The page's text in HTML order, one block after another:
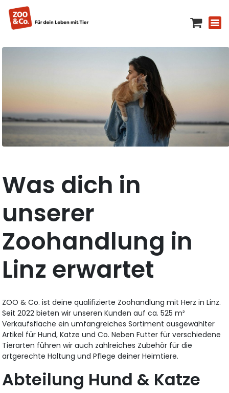
Was dich in
unserer
Zoohandlung in
Linz erwartet
ZOO & Co. ist deine qualifizierte Zoohandlung mit Herz in Linz.
Seit 2022 bieten wir unseren Kunden auf ca. 525 m²
Verkaufsfläche ein umfangreiches Sortiment ausgewählter
Artikel für Hund, Katze und Co. Neben Futter für verschiedene
Tierarten führen wir auch zahlreiches Zubehör für die
artgerechte Haltung und Pflege deiner Heimtiere.
Abteilung Hund & Katze